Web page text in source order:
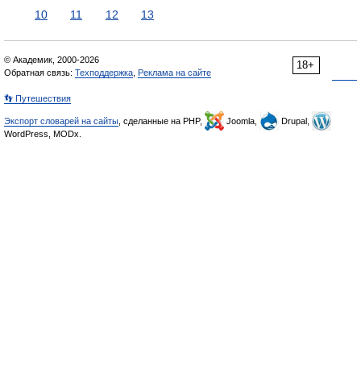
10
11 12 13
18+
© Академик, 2000-2026
Обратная связь: Техподдержка Реклама на сайте
👣 Путешествия
Экспорт словарей на сайты , сделанные на PHP, Joomla,
Drupal,
WordPress, MODx.